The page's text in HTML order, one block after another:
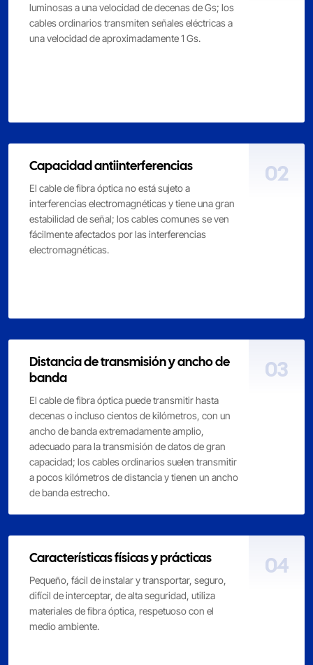
luminosas a una velocidad de decenas de Gs; los
cables ordinarios transmiten señales eléctricas a
una velocidad de aproximadamente 1 Gs.
Capacidad antiinterferencias
El cable de fibra óptica no está sujeto a
interferencias electromagnéticas y tiene una gran
estabilidad de señal; los cables comunes se ven
fácilmente afectados por las interferencias
electromagnéticas.
02
Distancia de transmisión y ancho de
banda
El cable de fibra óptica puede transmitir hasta
decenas o incluso cientos de kilómetros, con un
ancho de banda extremadamente amplio,
adecuado para la transmisión de datos de gran
capacidad; los cables ordinarios suelen transmitir
a pocos kilómetros de distancia y tienen un ancho
de banda estrecho.
03
Características físicas y prácticas
Pequeño, fácil de instalar y transportar, seguro,
difícil de interceptar, de alta seguridad, utiliza
materiales de fibra óptica, respetuoso con el
medio ambiente.
04